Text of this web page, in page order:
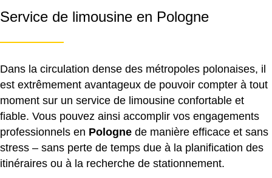
Service de limousine en Pologne
Dans la circulation dense des métropoles polonaises, il
est extrêmement avantageux de pouvoir compter à tout
moment sur un service de limousine confortable et
fiable. Vous pouvez ainsi accomplir vos engagements
professionnels en Pologne de manière efficace et sans
stress – sans perte de temps due à la planification des
itinéraires ou à la recherche de stationnement.